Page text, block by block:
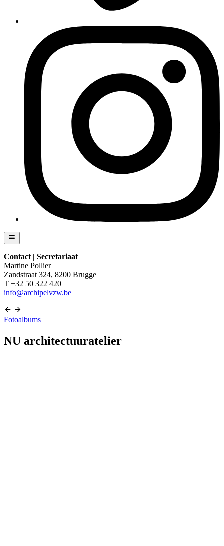
Contact | Secretariaat
Martine Pollier
Zandstraat 324, 8200 Brugge
T +32 50 322 420
info@archipelvzw.be
Fotoalbums
NU architectuuratelier